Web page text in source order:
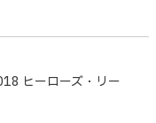
ヒーローズ・リー